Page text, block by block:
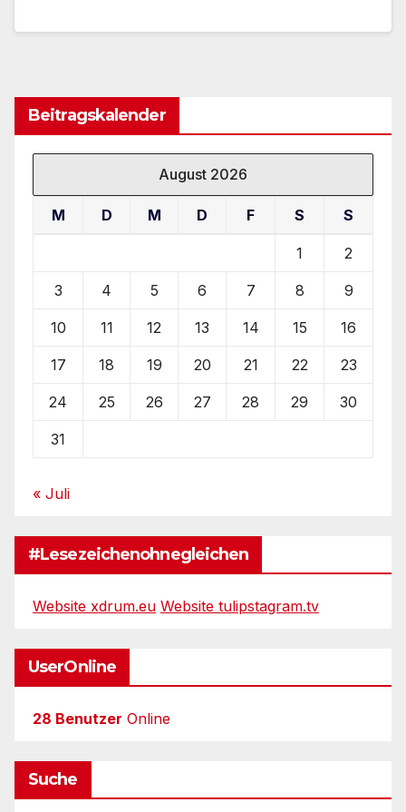
Beitragskalender
August 2026
M D M D F S S
1 2
3 4 5 6 7 8 9
10 11 12 13 14 15 16
17 18 19 20 21 22 23
24 25 26 27 28 29 30
31
« Juli
#Lesezeichenohnegleichen
Website xdrum.eu Website tulipstagram.tv
UserOnline
28 Benutzer Online
Suche